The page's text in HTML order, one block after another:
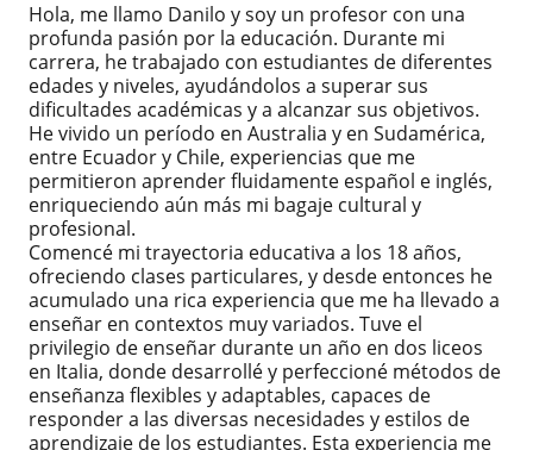
Hola, me llamo Danilo y soy un profesor con una
profunda pasión por la educación. Durante mi
carrera, he trabajado con estudiantes de diferentes
edades y niveles, ayudándolos a superar sus
dificultades académicas y a alcanzar sus objetivos.
He vivido un período en Australia y en Sudamérica,
entre Ecuador y Chile, experiencias que me
permitieron aprender fluidamente español e inglés,
enriqueciendo aún más mi bagaje cultural y
profesional.
Comencé mi trayectoria educativa a los 18 años,
ofreciendo clases particulares, y desde entonces he
acumulado una rica experiencia que me ha llevado a
enseñar en contextos muy variados. Tuve el
privilegio de enseñar durante un año en dos liceos
en Italia, donde desarrollé y perfeccioné métodos de
enseñanza flexibles y adaptables, capaces de
responder a las diversas necesidades y estilos de
aprendizaje de los estudiantes. Esta experiencia me